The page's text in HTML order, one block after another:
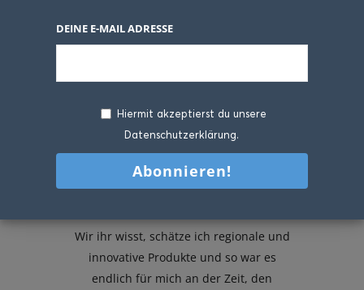
Wir ihr wisst, schätze ich regionale und
innovative Produkte und so war es
endlich für mich an der Zeit, den
DEINE E-MAIL ADRESSE
Hiermit akzeptierst du unsere
Datenschutzerklärung.